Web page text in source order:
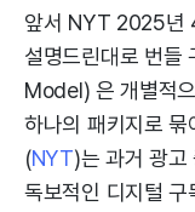
앞서 NYT 2025년
설명드린대로 번
Model) 은 개별적
하나의 패키지로
(NYT)는 과거 광고
독보적인 디지털 구